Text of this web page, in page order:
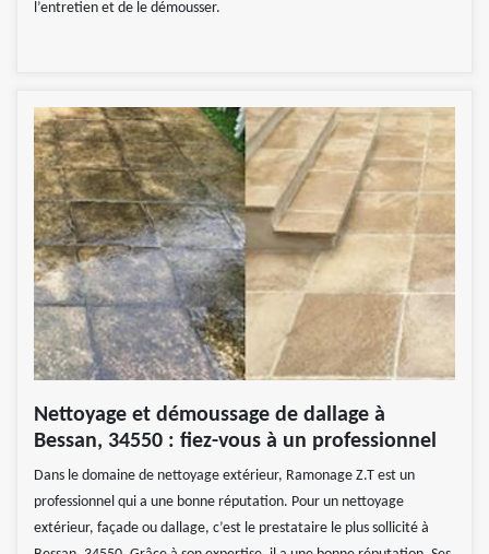
l’entretien et de le démousser.
Nettoyage et démoussage de dallage à
Bessan, 34550 : fiez-vous à un professionnel
Dans le domaine de nettoyage extérieur, Ramonage Z.T est un
professionnel qui a une bonne réputation. Pour un nettoyage
extérieur, façade ou dallage, c’est le prestataire le plus sollicité à